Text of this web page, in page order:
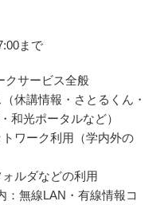
まで
クサービス全般
休講情報・さとるくん・
和光ポータルなど）
ワーク利用（学内外の
ルダなどの利用
：無線LAN・有線情報コ